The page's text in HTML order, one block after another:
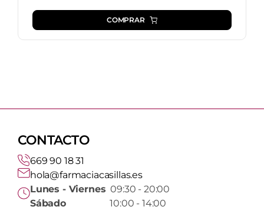
COMPRAR
CONTACTO
669 90 18 31
hola@farmaciacasillas.es
Lunes - Viernes 09:30 - 20:00
Sábado10:00 - 14:00